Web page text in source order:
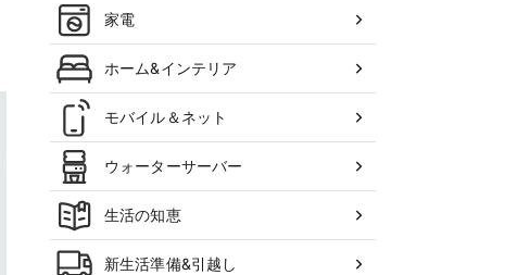
家電
ホーム&インテリア
モバイル＆ネット
ウォーターサーバー
生活の知恵
新生活準備&引越し